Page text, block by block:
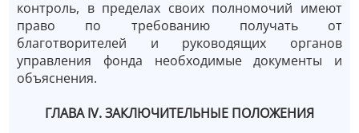
контроль, в пределах своих полномочий имеют
право по требованию получать от
благотворителей и руководящих органов
управления фонда необходимые документы и
объяснения.
ГЛАВА IV. ЗАКЛЮЧИТЕЛЬНЫЕ ПОЛОЖЕНИЯ